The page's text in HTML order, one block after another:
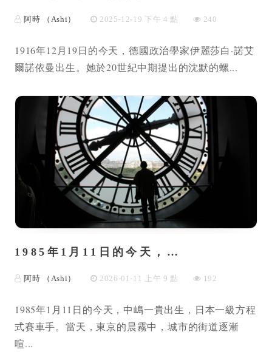
阿時 （Ashi） 2025-12-19 下午 4 點 240
1916年12月19日的今天，德國政治學家伊麗莎白·諾艾
爾諾依曼出生。她於20世紀中期提出的沈默的螺...
1985年1月11日的今天，…
阿時 （Ashi） 2026-01-11 上午 9 點 192
1985年1月11日的今天，中嶋一貴出生，日本一級方程
式賽車手。當天，東京的晨霧中，城市的街道逐漸
喧...